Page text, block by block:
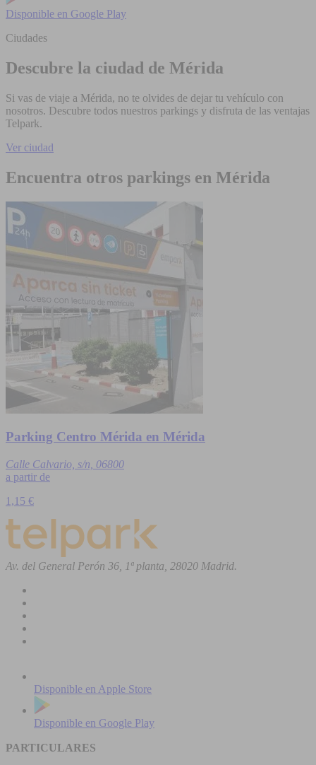
Disponible en Google Play
Ciudades
Descubre la ciudad de Mérida
Si vas de viaje a Mérida, no te olvides de dejar tu vehículo con
nosotros. Descubre todos nuestros parkings y disfruta de las ventajas
Telpark.
Ver ciudad
Encuentra otros parkings en Mérida
Parking Centro Mérida en Mérida
Calle Calvario, s/n, 06800
a partir de
1,15 €
Av. del General Perón 36, 1ª planta, 28020 Madrid.
Disponible en Apple Store
Disponible en Google Play
PARTICULARES